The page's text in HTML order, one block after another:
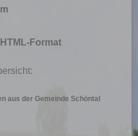
Format
aus der Gemeinde Schöntal